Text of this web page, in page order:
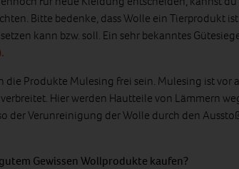
Bitte bedenke, dass Wolle ein Tierprodukt
kann bzw. soll. Ein sehr bekanntes
die Produkte Mulesing frei sein. Mulesing ist vor
Hier werden Hautteile von Lämmern
der Verunreinigung der Wolle durch den
Gewissen Wollprodukte kaufen?